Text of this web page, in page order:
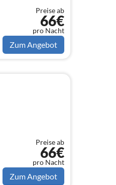
Preise ab
66€
pro Nacht
Zum Angebot
Preise ab
66€
pro Nacht
Zum Angebot